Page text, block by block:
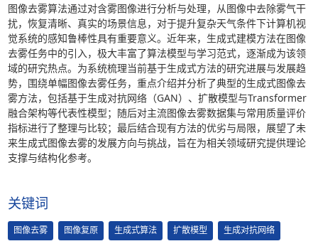
图像去雾算法通过对含雾图像进行分析与处理，从图像中去除雾气干
扰，恢复清晰、真实的场景信息，对于提升复杂天气条件下计算机视
觉系统的感知鲁棒性具有重要意义。近年来，生成式建模方法在图像
去雾任务中的引入，极大丰富了算法模型与学习范式，逐渐成为该领
域的研究热点。为系统梳理当前基于生成式方法的研究进展与发展趋
势，围绕单幅图像去雾任务，重点介绍并分析了典型的生成式图像去
雾方法，包括基于生成对抗网络（GAN）、扩散模型与Transformer
融合架构等代表性模型；随后对主流图像去雾数据集与常用质量评价
指标进行了整理与比较；最后结合现有方法的优劣与局限，展望了未
来生成式图像去雾的发展方向与挑战，旨在为相关领域研究提供理论
支撑与结构化参考。
关键词
图像去雾 图像复原 生成式算法 扩散模型 生成对抗网络